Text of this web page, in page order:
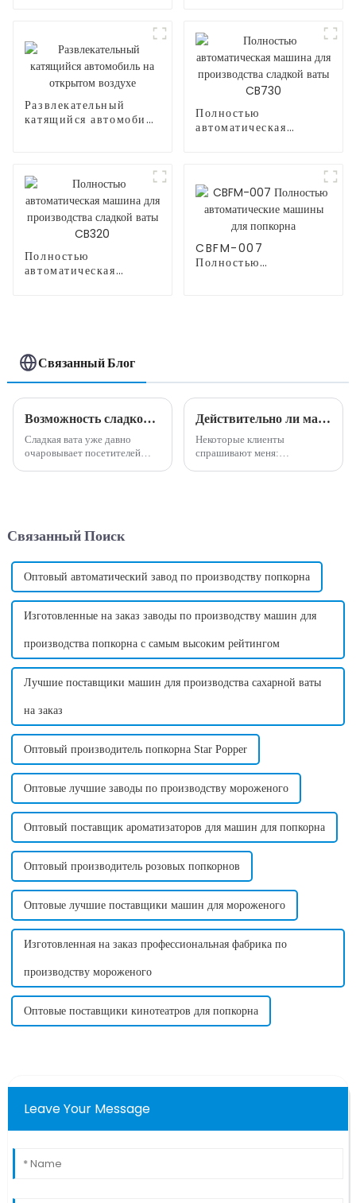
Развлекательный
катящийся автомобиль
Полностью
автоматическая
Полностью
автоматическая
CBFM-007
Полностью
Связанный Блог
Возможность сладкого бизнеса: преимущества машины для производства сладкой ваты
Сладкая вата уже давно
очаровывает посетителей
Однако, помимо внешнего
Действительно ли машина по производству сладкой ваты высокодоходна и прибыльна?
Некоторые клиенты
спрашивают меня:
может принести много
денег....
Связанный Поиск
Оптовый автоматический завод по производству попкорна
Изготовленные на заказ заводы по производству машин для
производства попкорна с самым высоким рейтингом
Лучшие поставщики машин для производства сахарной ваты
на заказ
Оптовый производитель попкорна Star Popper
Оптовые лучшие заводы по производству мороженого
Оптовый поставщик ароматизаторов для машин для попкорна
Оптовый производитель розовых попкорнов
Оптовые лучшие поставщики машин для мороженого
Изготовленная на заказ профессиональная фабрика по
производству мороженого
Оптовые поставщики кинотеатров для попкорна
Leave Your Message